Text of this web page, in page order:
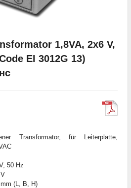
1,8VA, 2x6 V,
EI 3012G 13)
Transformator, für Leiterplatte,
50 Hz
(L, B, H)